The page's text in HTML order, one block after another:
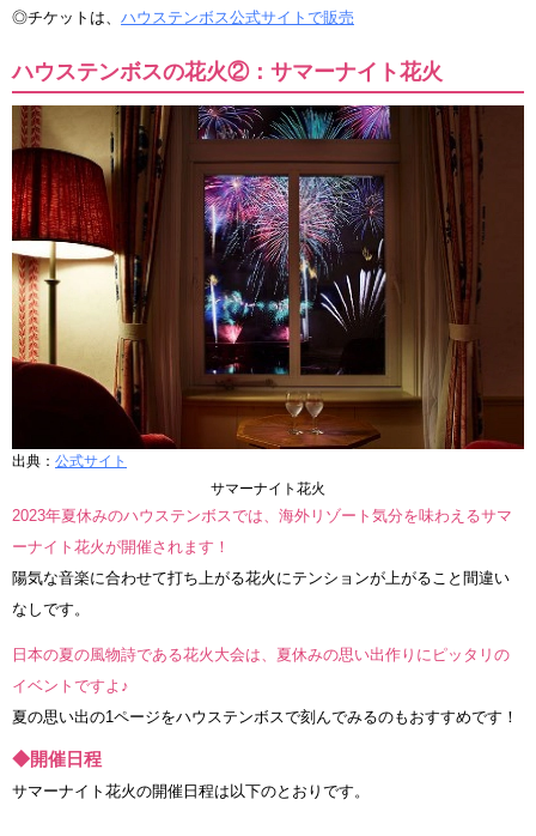
◎チケットは、 ハウステンボス公式サイトで販売
ハウステンボスの花火②：サマーナイト花火
出典： 公式サイト
サマーナイト花火
2023年夏休みのハウステンボスでは、海外リゾート気分を味わえるサマ
ーナイト花火が開催されます！
陽気な音楽に合わせて打ち上がる花火にテンションが上がること間違い
なしです。
日本の夏の風物詩である花火大会は、夏休みの思い出作りにピッタリの
イベントですよ♪
夏の思い出の1ページをハウステンボスで刻んでみるのもおすすめです！
◆開催日程
サマーナイト花火の開催日程は以下のとおりです。